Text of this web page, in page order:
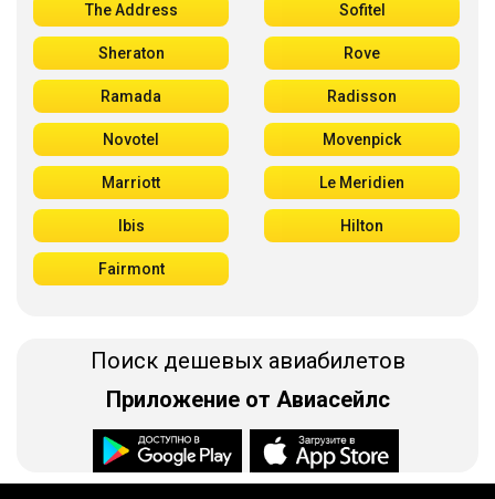
The Address Sofitel
Sheraton Rove
Ramada Radisson
Novotel Movenpick
Marriott Le Meridien
Ibis Hilton
Fairmont
Поиск дешевых авиабилетов
Приложение от Авиасейлс